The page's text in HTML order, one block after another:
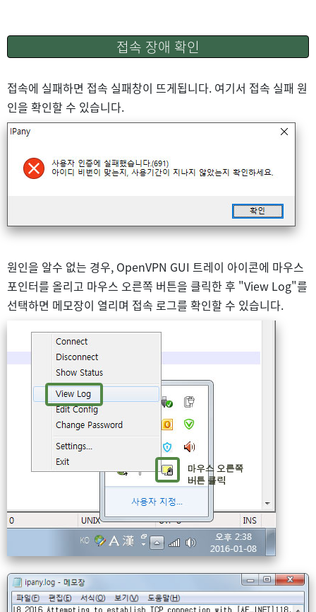
접속 장애 확인
접속에 실패하면 접속 실패창이 뜨게됩니다. 여기서 접속 실패 원
인을 확인할 수 있습니다.
원인을 알수 없는 경우, OpenVPN GUI 트레이 아이콘에 마우스
포인터를 올리고 마우스 오른쪽 버튼을 클릭한 후 "View Log"를
선택하면 메모장이 열리며 접속 로그를 확인할 수 있습니다.